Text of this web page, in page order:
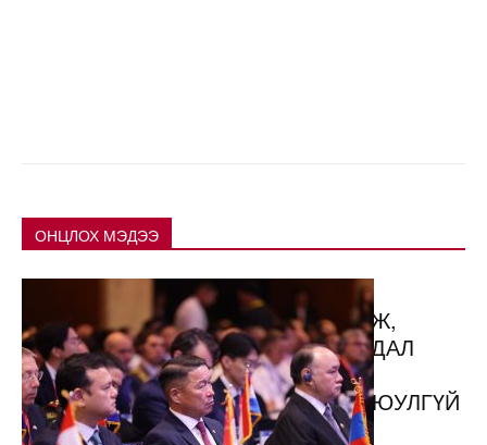
ОНЦЛОХ МЭДЭЭ
ДЭЛХИЙН 68 ОРНЫ
ТӨЛӨӨЛӨГЧИД ЧУУЛЖ,
КИБЕР АЮУЛГҮЙ БАЙДАЛ
ЗЭВСГИЙН ХЯНАЛТ,
ТЕРРОРИЗМ ЗЭРЭГ АЮУЛГҮЙ
БАЙДЛЫН...